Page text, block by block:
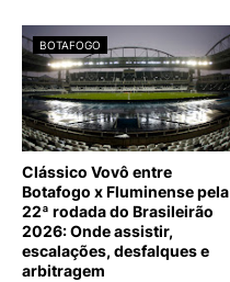
BOTAFOGO
Clássico Vovô entre
Botafogo x Fluminense pela
22ª rodada do Brasileirão
2026: Onde assistir,
escalações, desfalques e
arbitragem